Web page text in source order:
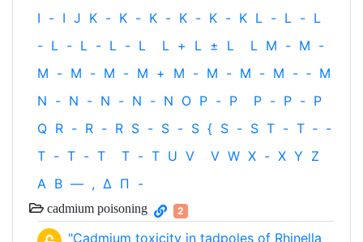
I - I J K - K - K - K - K - K L - L - L
- L - L - L - L L + L ± L L M - M -
M - M - M - M + M - M - M - M - ‐ M
N - N - N - N - N O P - P P - P - P
Q R - R - R S - S - S { S - S T - T ‐ -
T - T - T T - T U V V W X - X Y Z
Α Β — , Δ Π -
cadmium poisoning 2
"Cadmium toxicity in tadpoles of Rhinella